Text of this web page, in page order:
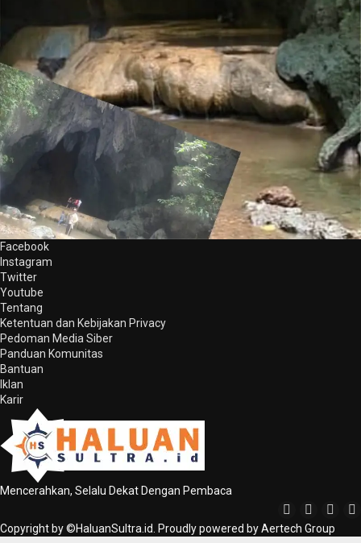
Facebook
Instagram
Twitter
Youtube
Tentang
Ketentuan dan Kebijakan Privacy
Pedoman Media Siber
Panduan Komunitas
Bantuan
Iklan
Karir
Mencerahkan, Selalu Dekat Dengan Pembaca
Copyright by ©HaluanSultra.id. Proudly powered by Aertech Group